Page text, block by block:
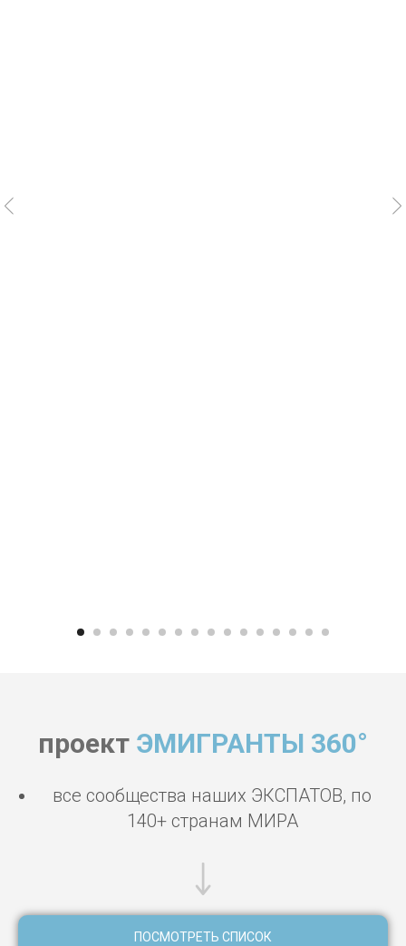
проект ЭМИГРАНТЫ 360°
все сообщества наших ЭКСПАТОВ, по
140+ странам МИРА
ПОСМОТРЕТЬ СПИСОК